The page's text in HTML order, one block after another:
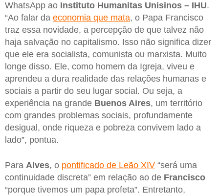
WhatsApp ao Instituto Humanitas Unisinos – IHU.
“Ao falar da economia que mata, o Papa Francisco
traz essa novidade, a percepção de que talvez não
haja salvação no capitalismo. Isso não significa dizer
que ele era socialista, comunista ou marxista. Muito
longe disso. Ele, como homem da Igreja, viveu e
aprendeu a dura realidade das relações humanas e
sociais a partir do seu lugar social. Ou seja, a
experiência na grande Buenos Aires, um território
com grandes problemas sociais, profundamente
desigual, onde riqueza e pobreza convivem lado a
lado”, pontua.
Para Alves, o pontificado de Leão XIV “será uma
continuidade discreta” em relação ao de Francisco
“porque tivemos um papa profeta”. Entretanto,